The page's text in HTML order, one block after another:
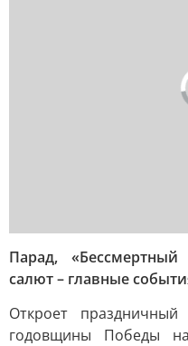
Парад,
салют – главные
Откроет
годовщины Победы